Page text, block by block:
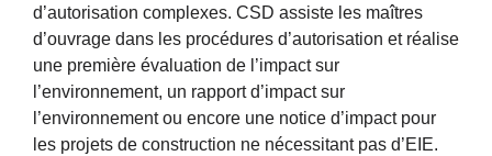
d’autorisation complexes. CSD assiste les maîtres
d’ouvrage dans les procédures d’autorisation et réalise
une première évaluation de l’impact sur
l’environnement, un rapport d’impact sur
l’environnement ou encore une notice d’impact pour
les projets de construction ne nécessitant pas d’EIE.